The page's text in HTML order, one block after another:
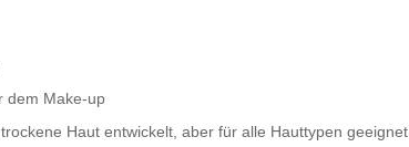
dem Make-up
Haut entwickelt, aber für alle Hauttypen geeignet